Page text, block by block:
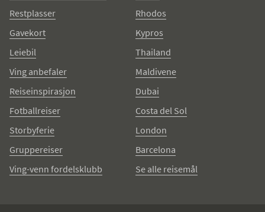
Restplasser
Gavekort
Leiebil
Ving anbefaler
Reiseinspirasjon
Fotballreiser
Storbyferie
Gruppereiser
Ving-venn fordelsklubb
Rhodos
Kypros
Thailand
Maldivene
Dubai
Costa del Sol
London
Barcelona
Se alle reisemål